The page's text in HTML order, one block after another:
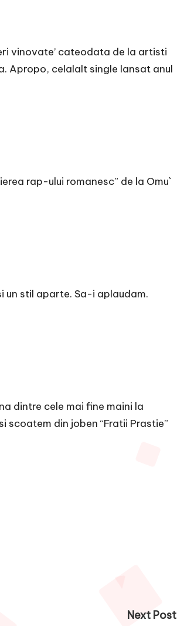
vinovate’ cateodata de la artisti
Apropo, celalalt single lansat anul
rap-ului romanesc” de la Omu`
un stil aparte. Sa-i aplaudam.
dintre cele mai fine maini la
scoatem din joben “Fratii Prastie”
Next Post